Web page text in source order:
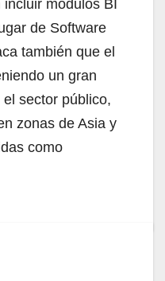
modulos BI
de Software
también que el
un gran
sector público,
zonas de Asia y
como